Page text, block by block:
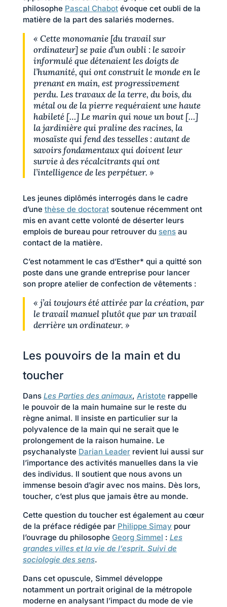
philosophe Pascal Chabotévoque cet oubli de la
matière de la part des salariés modernes.
« Cette monomanie [du travail sur
ordinateur] se paie d’un oubli : le savoir
informulé que détenaient les doigts de
l’humanité, qui ont construit le monde en le
prenant en main, est progressivement
perdu. Les travaux de la terre, du bois, du
métal ou de la pierre requéraient une haute
habileté […] Le marin qui noue un bout […]
la jardinière qui praline des racines, la
mosaïste qui fend des tesselles : autant de
savoirs fondamentaux qui doivent leur
survie à des récalcitrants qui ont
l’intelligence de les perpétuer. »
Les jeunes diplômés interrogés dans le cadre
d’une thèse de doctoratsoutenue récemment ont
mis en avant cette volonté de déserter leurs
emplois de bureau pour retrouver du sensau
contact de la matière.
C’est notamment le cas d’Esther* qui a quitté son
poste dans une grande entreprise pour lancer
son propre atelier de confection de vêtements :
« j’ai toujours été attirée par la création, par
le travail manuel plutôt que par un travail
derrière un ordinateur. »
Les pouvoirs de la main et du
toucher
Dans Les Parties des animaux, Aristote rappelle
le pouvoir de la main humaine sur le reste du
règne animal. Il insiste en particulier sur la
polyvalence de la main qui ne serait que le
prolongement de la raison humaine. Le
psychanalyste Darian Leaderrevient lui aussi sur
l’importance des activités manuelles dans la vie
des individus. Il soutient que nous avons un
immense besoin d’agir avec nos mains. Dès lors,
toucher, c’est plus que jamais être au monde.
Cette question du toucher est également au cœur
de la préface rédigée par Philippe Simay pour
l’ouvrage du philosophe Georg Simmel : Les
grandes villes et la vie de l’esprit. Suivi de
sociologie des sens.
Dans cet opuscule, Simmel développe
notamment un portrait original de la métropole
moderne en analysant l’impact du mode de vie